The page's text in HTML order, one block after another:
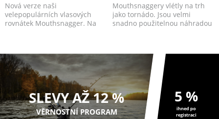
Nová verze naši
velepopulárních vlasových
rovnátek Mouthsnagger. Na
Mouthsnaggery vlétly na trh
jako tornádo. Jsou velmi
snadno použitelnou náhradou
SLEVY AŽ 12 %
VĚRNOSTNÍ PROGRAM
5 %
ihned po
registraci